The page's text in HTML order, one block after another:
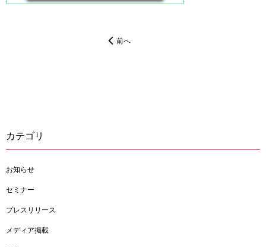
前へ
カテゴリ
お知らせ
セミナー
プレスリリース
メディア掲載